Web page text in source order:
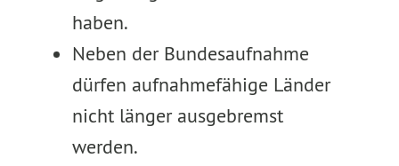
haben.
Neben der Bundesaufnahme
dürfen aufnahmefähige Länder
nicht länger ausgebremst
werden.